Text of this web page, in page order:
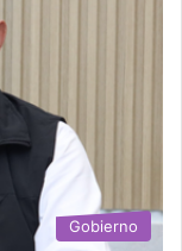
Gobierno